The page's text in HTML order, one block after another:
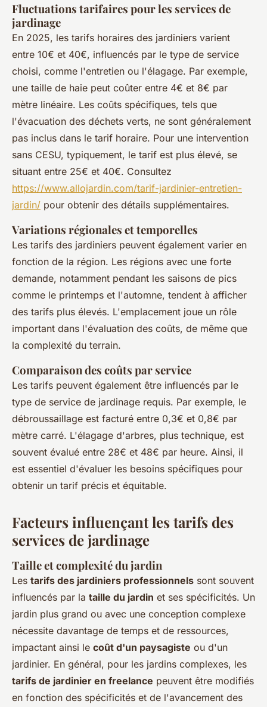
Fluctuations tarifaires pour les services de
jardinage
En 2025, les tarifs horaires des jardiniers varient
entre 10€ et 40€, influencés par le type de service
choisi, comme l'entretien ou l'élagage. Par exemple,
une taille de haie peut coûter entre 4€ et 8€ par
mètre linéaire. Les coûts spécifiques, tels que
l'évacuation des déchets verts, ne sont généralement
pas inclus dans le tarif horaire. Pour une intervention
sans CESU, typiquement, le tarif est plus élevé, se
situant entre 25€ et 40€. Consultez
https://www.allojardin.com/tarif-jardinier-entretien-
jardin/ pour obtenir des détails supplémentaires.
Variations régionales et temporelles
Les tarifs des jardiniers peuvent également varier en
fonction de la région. Les régions avec une forte
demande, notamment pendant les saisons de pics
comme le printemps et l'automne, tendent à afficher
des tarifs plus élevés. L'emplacement joue un rôle
important dans l'évaluation des coûts, de même que
la complexité du terrain.
Comparaison des coûts par service
Les tarifs peuvent également être influencés par le
type de service de jardinage requis. Par exemple, le
débroussaillage est facturé entre 0,3€ et 0,8€ par
mètre carré. L'élagage d'arbres, plus technique, est
souvent évalué entre 28€ et 48€ par heure. Ainsi, il
est essentiel d'évaluer les besoins spécifiques pour
obtenir un tarif précis et équitable.
Facteurs influençant les tarifs des
services de jardinage
Taille et complexité du jardin
Les tarifs des jardiniers professionnels sont souvent
influencés par la taille du jardin et ses spécificités. Un
jardin plus grand ou avec une conception complexe
nécessite davantage de temps et de ressources,
impactant ainsi le coût d'un paysagiste ou d'un
jardinier. En général, pour les jardins complexes, les
tarifs de jardinier en freelance peuvent être modifiés
en fonction des spécificités et de l'avancement des